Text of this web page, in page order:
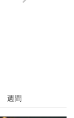
週間